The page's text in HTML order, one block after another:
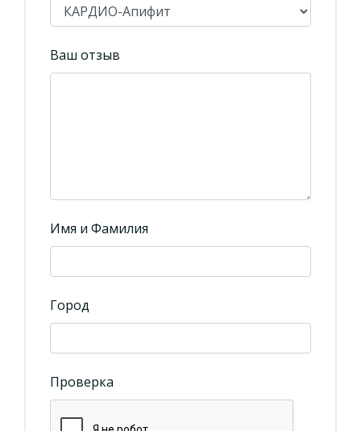
Ваш отзыв
Имя и Фамилия
Город
Проверка